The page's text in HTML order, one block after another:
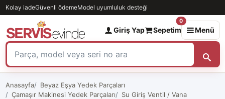
Kolay iadeGüvenli ödemeModel uyumluluk desteği
Giriş Yap Sepetim
0
Menü
Anasayfa
Beyaz Eşya Yedek Parçaları
Çamaşır Makinesi Yedek Parçaları
Su Giriş Ventil / Vana